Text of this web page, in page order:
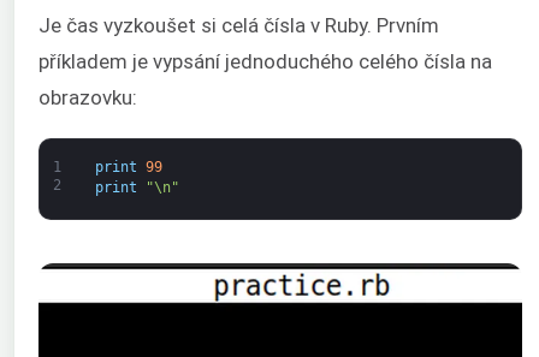
Je čas vyzkoušet si celá čísla v Ruby. Prvním
příkladem je vypsání jednoduchého celého čísla na
obrazovku:
1
2
print 99
print
"\n"